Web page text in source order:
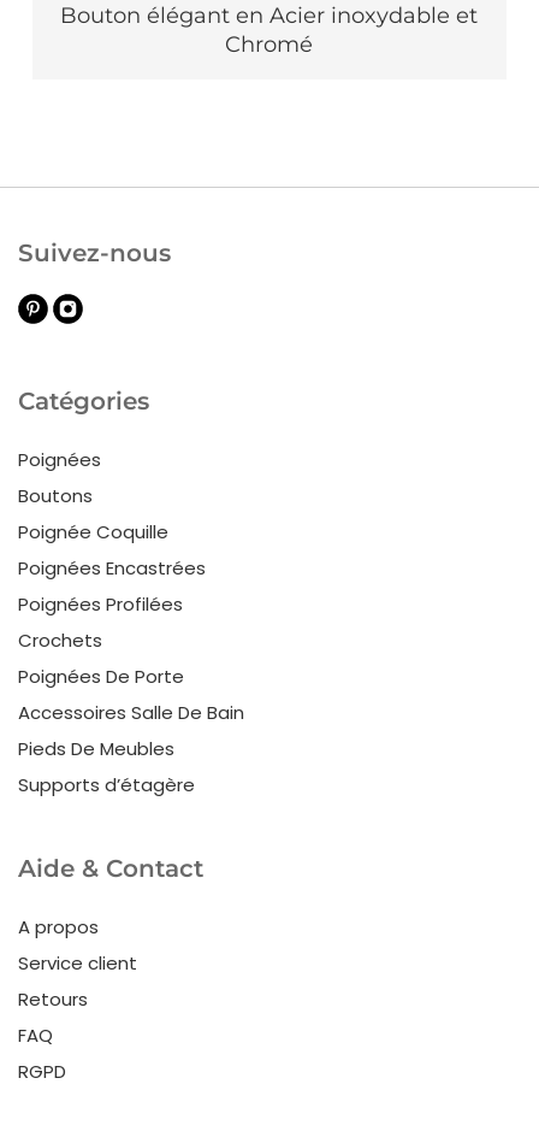
Bouton élégant en Acier inoxydable et
Chromé
Catégories
Poignées
Boutons
Poignée Coquille
Poignées Encastrées
Poignées Profilées
Crochets
Poignées De Porte
Accessoires Salle De Bain
Pieds De Meubles
Supports d’étagère
Aide & Contact
A propos
Service client
Retours
FAQ
RGPD
Suivez-nous